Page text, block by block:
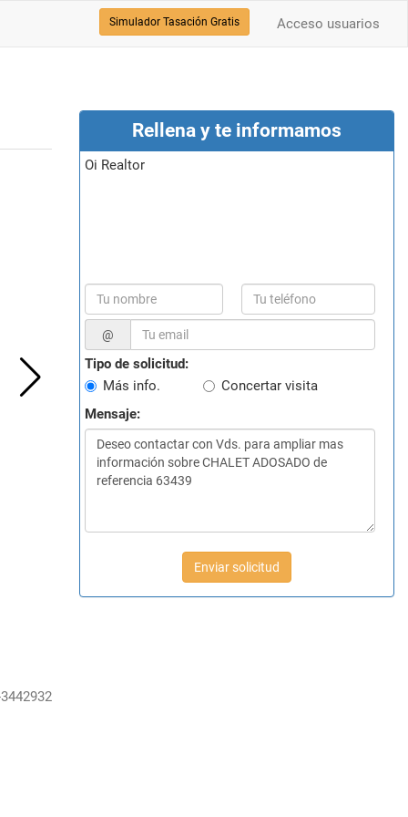
Acceso usuarios
Simulador Tasación Gratis
Rellena y te informamos
Oi Realtor
@
Tipo de solicitud:
Más info.
Concertar visita
Mensaje:
Enviar solicitud